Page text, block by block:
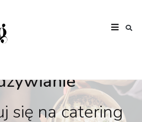
zdrowe
się na catering